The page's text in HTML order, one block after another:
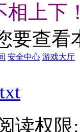
相上下
要查看
安全中心 游戏大厅
读权